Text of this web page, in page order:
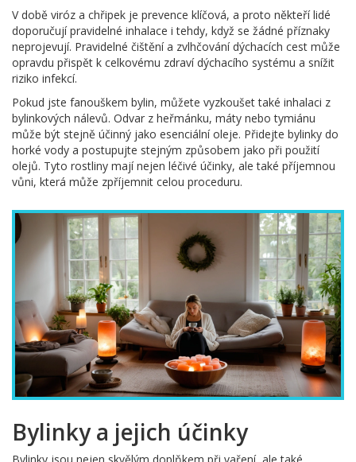
V době viróz a chřipek je prevence klíčová, a proto někteří lidé
doporučují pravidelné inhalace i tehdy, když se žádné příznaky
neprojevují. Pravidelné čištění a zvlhčování dýchacích cest může
opravdu přispět k celkovému zdraví dýchacího systému a snížit
riziko infekcí.
Pokud jste fanouškem bylin, můžete vyzkoušet také inhalaci z
bylinkových nálevů. Odvar z heřmánku, máty nebo tymiánu
může být stejně účinný jako esenciální oleje. Přidejte bylinky do
horké vody a postupujte stejným způsobem jako při použití
olejů. Tyto rostliny mají nejen léčivé účinky, ale také příjemnou
vůni, která může zpříjemnit celou proceduru.
Bylinky a jejich účinky